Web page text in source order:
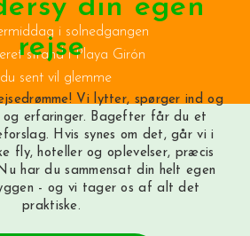
i solnedgangen
strand i Playa Girón
sent vil glemme
din egen
rejse
Vi lytter, spørger ind og
og erfaringer. Bagefter får du et
Hvis synes om det, går vi i
fly, hoteller og oplevelser, præcis
har du sammensat din helt egen
- og vi tager os af alt det
praktiske.